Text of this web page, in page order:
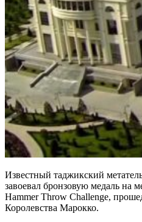
Известный таджикский
завоевал бронзовую медаль на
Hammer Throw Challenge,
Королевства Марокко.